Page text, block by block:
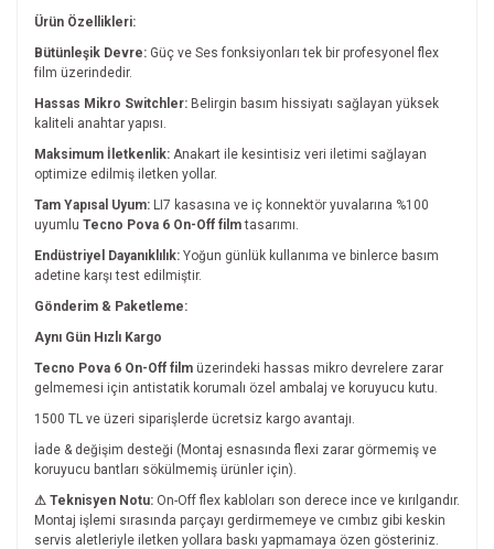
Ürün Özellikleri:
Bütünleşik Devre: Güç ve Ses fonksiyonları tek bir profesyonel flex
film üzerindedir.
Hassas Mikro Switchler: Belirgin basım hissiyatı sağlayan yüksek
kaliteli anahtar yapısı.
Maksimum İletkenlik: Anakart ile kesintisiz veri iletimi sağlayan
optimize edilmiş iletken yollar.
Tam Yapısal Uyum: LI7 kasasına ve iç konnektör yuvalarına %100
uyumlu Tecno Pova 6 On-Off filmtasarımı.
Endüstriyel Dayanıklılık: Yoğun günlük kullanıma ve binlerce basım
adetine karşı test edilmiştir.
Gönderim & Paketleme:
Aynı Gün Hızlı Kargo
Tecno Pova 6 On-Off film üzerindeki hassas mikro devrelere zarar
gelmemesi için antistatik korumalı özel ambalaj ve koruyucu kutu.
1500 TL ve üzeri siparişlerde ücretsiz kargo avantajı.
İade & değişim desteği (Montaj esnasında flexi zarar görmemiş ve
koruyucu bantları sökülmemiş ürünler için).
⚠ Teknisyen Notu: On-Off flex kabloları son derece ince ve kırılgandır.
Montaj işlemi sırasında parçayı gerdirmemeye ve cımbız gibi keskin
servis aletleriyle iletken yollara baskı yapmamaya özen gösteriniz.